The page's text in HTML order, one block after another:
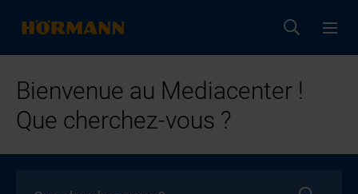
Bienvenue au Mediacenter !
Que cherchez-vous ?